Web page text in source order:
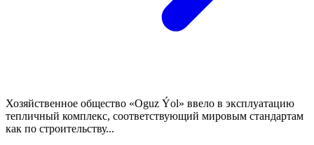
Хозяйственное общество «Oguz Ýol» ввело в эксплуатацию
тепличный комплекс, соответствующий мировым стандартам
как по строительству...